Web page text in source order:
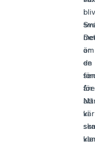
i
är
en
för
att
vi
ska
om
de
var